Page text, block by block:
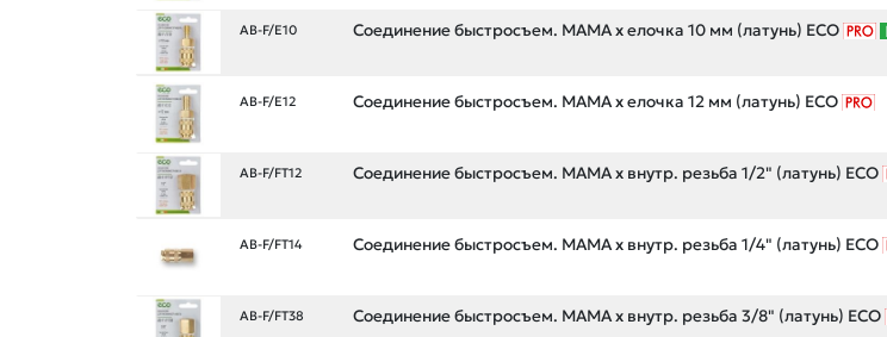
AB-F/E10 Соединение быстросъем. МАМА х елочка 10 мм (латунь) ECO
AB-F/E12 Соединение быстросъем. МАМА х елочка 12 мм (латунь) ECO
AB-F/FT12 Соединение быстросъем. МАМА х внутр. резьба 1/2" (латунь) ECO
AB-F/FT14 Соединение быстросъем. МАМА х внутр. резьба 1/4" (латунь) ECO
AB-F/FT38 Соединение быстросъем. МАМА х внутр. резьба 3/8" (латунь) ECO